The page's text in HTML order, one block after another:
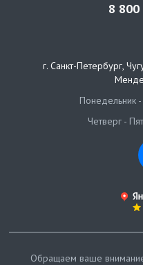
8
г. Санкт-Петербург,
Понедельник
Четверг -
Обращаем ваше